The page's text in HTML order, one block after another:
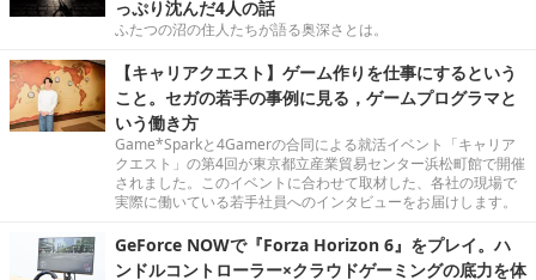
っぷり沈んだ4人の話
ふたつの沼の住人たちが語る奥深さとは。
【キャリアクエスト】ゲーム作りを仕事にするという
こと。セガの若手の事例に見る，ゲームプログラマと
いう働き方
Game*Sparkと4Gamerの合同による就活イベント「キャリア
クエスト」の第4回が東京都立産業貿易センター浜松町館で開催
されました。このイベントに合わせて取材した、各社の現場で
実際に働いている若手社員へのインタビューをお届けします。
GeForce NOWで『Forza Horizon 6』をプレイ。ハ
ンドルコントローラー×クラウドゲーミングの底力を体